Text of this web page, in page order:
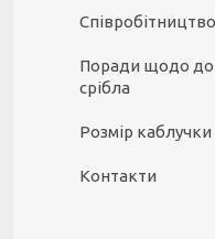
Співробітництво
Поради щодо
срібла
Розмір каблучки
Контакти